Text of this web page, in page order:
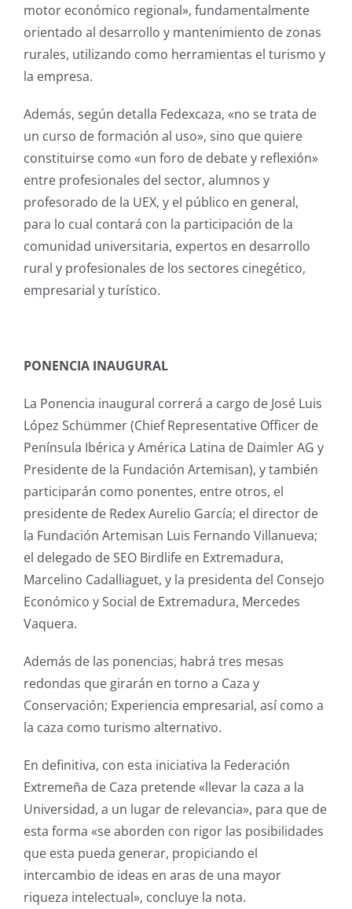
motor económico regional», fundamentalmente
orientado al desarrollo y mantenimiento de zonas
rurales, utilizando como herramientas el turismo y
la empresa.
Además, según detalla Fedexcaza, «no se trata de
un curso de formación al uso», sino que quiere
constituirse como «un foro de debate y reflexión»
entre profesionales del sector, alumnos y
profesorado de la UEX, y el público en general,
para lo cual contará con la participación de la
comunidad universitaria, expertos en desarrollo
rural y profesionales de los sectores cinegético,
empresarial y turístico.
PONENCIA INAUGURAL
La Ponencia inaugural correrá a cargo de José Luis
López Schümmer (Chief Representative Officer de
Península Ibérica y América Latina de Daimler AG y
Presidente de la Fundación Artemisan), y también
participarán como ponentes, entre otros, el
presidente de Redex Aurelio García; el director de
la Fundación Artemisan Luis Fernando Villanueva;
el delegado de SEO Birdlife en Extremadura,
Marcelino Cadalliaguet, y la presidenta del Consejo
Económico y Social de Extremadura, Mercedes
Vaquera.
Además de las ponencias, habrá tres mesas
redondas que girarán en torno a Caza y
Conservación; Experiencia empresarial, así como a
la caza como turismo alternativo.
En definitiva, con esta iniciativa la Federación
Extremeña de Caza pretende «llevar la caza a la
Universidad, a un lugar de relevancia», para que de
esta forma «se aborden con rigor las posibilidades
que esta pueda generar, propiciando el
intercambio de ideas en aras de una mayor
riqueza intelectual», concluye la nota.